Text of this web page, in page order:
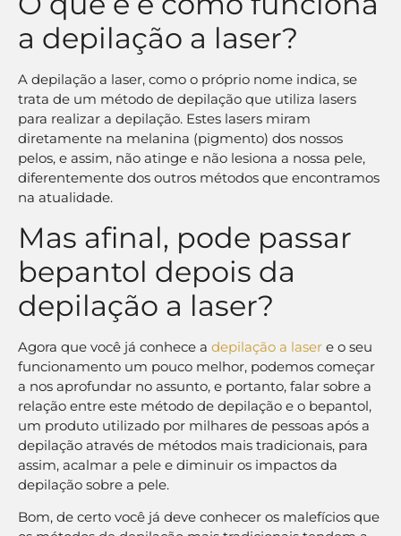
a depilação a laser?
A depilação a laser, como o próprio nome indica, se
trata de um método de depilação que utiliza lasers
para realizar a depilação. Estes lasers miram
diretamente na melanina (pigmento) dos nossos
pelos, e assim, não atinge e não lesiona a nossa pele,
diferentemente dos outros métodos que encontramos
na atualidade.
Mas afinal, pode passar
bepantol depois da
depilação a laser?
Agora que você já conhece a depilação a laser e o seu
funcionamento um pouco melhor, podemos começar
a nos aprofundar no assunto, e portanto, falar sobre a
relação entre este método de depilação e o bepantol,
um produto utilizado por milhares de pessoas após a
depilação através de métodos mais tradicionais, para
assim, acalmar a pele e diminuir os impactos da
depilação sobre a pele.
Bom, de certo você já deve conhecer os malefícios que